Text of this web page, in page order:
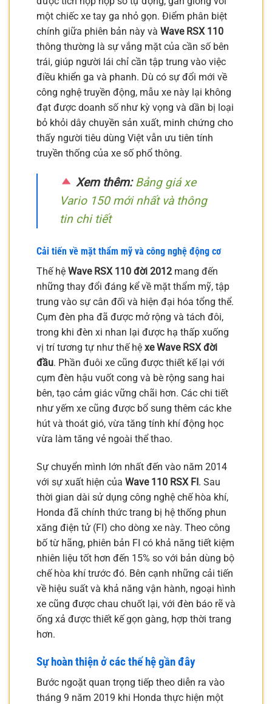
một chiếc xe tay ga nhỏ gọn. Điểm phân biệt
chính giữa phiên bản này và Wave RSX 110
thông thường là sự vắng mặt của cần số bên
trái, giúp người lái chỉ cần tập trung vào việc
điều khiển ga và phanh. Dù có sự đổi mới về
công nghệ truyền động, mẫu xe này lại không
đạt được doanh số như kỳ vọng và dần bị loại
bỏ khỏi dây chuyền sản xuất, minh chứng cho
thấy người tiêu dùng Việt vẫn ưu tiên tính
truyền thống của xe số phổ thông.
Xem thêm:Bảng giá xe
Vario 150 mới nhất và thông
tin chi tiết
Cải tiến về mặt thẩm mỹ và công nghệ động cơ
Thế hệ Wave RSX 110 đời 2012 mang đến
những thay đổi đáng kể về mặt thẩm mỹ, tập
trung vào sự cân đối và hiện đại hóa tổng thể.
Cụm đèn pha đã được mở rộng và tách đôi,
trong khi đèn xi nhan lại được hạ thấp xuống
vị trí tương tự như thế hệ xe Wave RSX đời
đầu. Phần đuôi xe cũng được thiết kế lại với
cụm đèn hậu vuốt cong và bè rộng sang hai
bên, tạo cảm giác vững chãi hơn. Các chi tiết
như yếm xe cũng được bổ sung thêm các khe
hút và thoát gió, vừa tăng tính khí động học
vừa làm tăng vẻ ngoài thể thao.
Sự chuyển mình lớn nhất đến vào năm 2014
với sự xuất hiện của Wave 110 RSX FI. Sau
thời gian dài sử dụng công nghệ chế hòa khí,
Honda đã chính thức trang bị hệ thống phun
xăng điện tử (FI) cho dòng xe này. Theo công
bố từ hãng, phiên bản FI có khả năng tiết kiệm
nhiên liệu tốt hơn đến 15% so với bản dùng bộ
chế hòa khí trước đó. Bên cạnh những cải tiến
về hiệu suất và khả năng vận hành, ngoại hình
xe cũng được chau chuốt lại, với đèn báo rẽ và
ống xả được thiết kế gọn gàng, hợp thời trang
hơn.
Sự hoàn thiện ở các thế hệ gần đây
Bước ngoặt quan trọng tiếp theo diễn ra vào
tháng 9 năm 2019 khi Honda thực hiện một